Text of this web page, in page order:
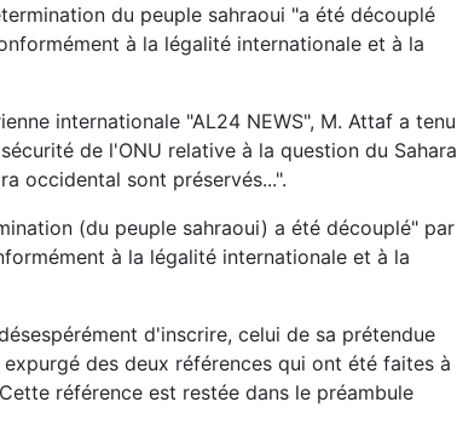
du peuple sahraoui "a été découplé
à la légalité internationale et à la
internationale "AL24 NEWS", M. Attaf a tenu
de l'ONU relative à la question du Sahara
occidental sont préservés...".
(du peuple sahraoui) a été découplé" par
à la légalité internationale et à la
d'inscrire, celui de sa prétendue
des deux références qui ont été faites à
référence est restée dans le préambule